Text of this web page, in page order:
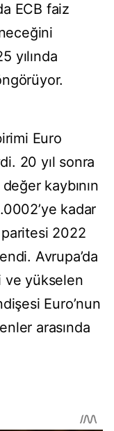
ECB faiz
yılında
Euro
20 yıl sonra
kaybının
kadar
2022
Avrupa’da
ve yükselen
Euro’nun
arasında